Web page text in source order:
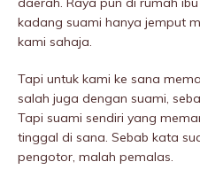
kadang suami hanya jemput
kami sahaja.
Tapi untuk kami ke sana
salah juga dengan suami,
Tapi suami sendiri yang
tinggal di sana. Sebab kata
pengotor, malah pemalas.